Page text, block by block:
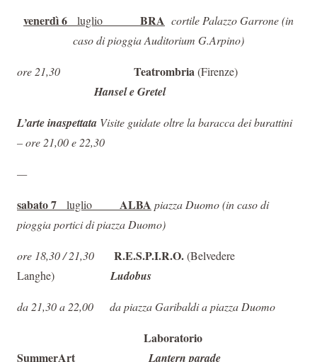
venerdì 6 luglio BRA cortile Palazzo Garrone (in
caso di pioggia Auditorium G.Arpino)
ore 21,30 Teatrombria(Firenze)
Hansel e Gretel
L’arte inaspettata Visite guidate oltre la baracca dei burattini
– ore 21,00 e 22,30
—
sabato 7 luglio ALBA piazza Duomo (in caso di
pioggia portici di piazza Duomo)
ore 18,30 / 21,30 R.E.S.P.I.R.O.(Belvedere
Langhe) Ludobus
da 21,30 a 22,00 da piazza Garibaldi a piazza Duomo
Laboratorio
SummerArtLantern parade